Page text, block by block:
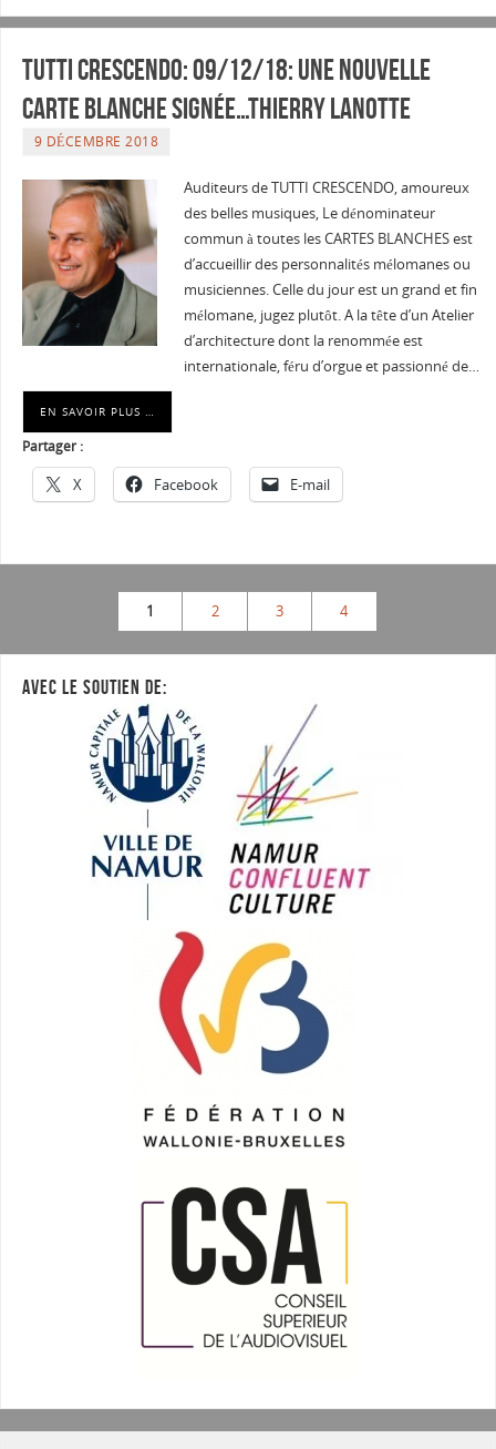
Tutti Crescendo: 09/12/18: Une nouvelle
carte blanche signée…Thierry LANOTTE
9 DÉCEMBRE 2018
Auditeurs de TUTTI CRESCENDO, amoureux
des belles musiques, Le dénominateur
commun à toutes les CARTES BLANCHES est
d’accueillir des personnalités mélomanes ou
musiciennes. Celle du jour est un grand et fin
mélomane, jugez plutôt. A la tête d’un Atelier
d’architecture dont la renommée est
internationale, féru d’orgue et passionné de…
EN SAVOIR PLUS …
Partager :
X Facebook E-mail
1 2 3 4
AVEC LE SOUTIEN DE: